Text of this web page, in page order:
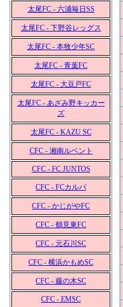
太尾FC - 六浦毎日SS
太尾FC - 下野谷レッグス
太尾FC - 本牧少年SC
太尾FC - 青葉FC
太尾FC - 大豆戸FC
太尾FC - あざみ野キッカー
ズ
太尾FC - KAZU SC
CFC - 湘南ルベント
CFC - FC JUNTOS
CFC - FCカルパ
CFC - かじがやFC
CFC - 鶴見東FC
CFC - 元石川SC
CFC - 横浜かもめSC
CFC - 藤の木SC
CFC - EMSC